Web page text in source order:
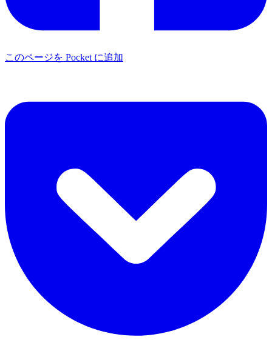
このページを Pocket に追加